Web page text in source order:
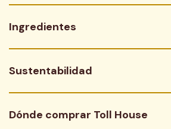
Ingredientes
Sustentabilidad
Dónde comprar Toll House